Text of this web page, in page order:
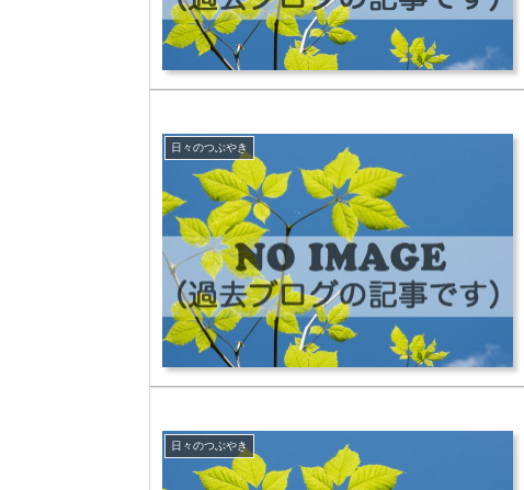
日々のつぶやき
日々のつぶやき